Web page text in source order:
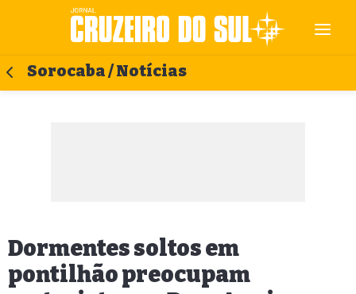
Sorocaba / Notícias
Dormentes soltos em
pontilhão preocupam